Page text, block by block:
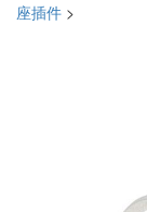
座插件 >